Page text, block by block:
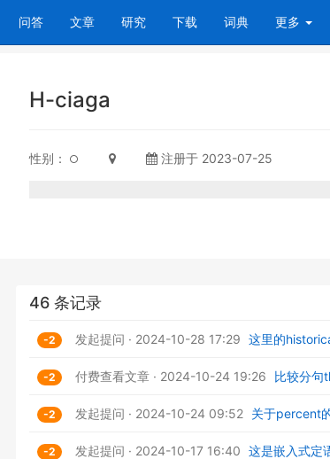
问答 文章 研究 下载 词典 更多
H-ciaga
性别： 注册于 2023-07-25
46 条记录
-2 发起提问 · 2024-10-28 17:29 这里的
-2 付费查看文章 · 2024-10-24 19:26 比较分句
-2 发起提问 · 2024-10-24 09:52 关于percent
-2 发起提问 · 2024-10-17 16:40 这是嵌入式定